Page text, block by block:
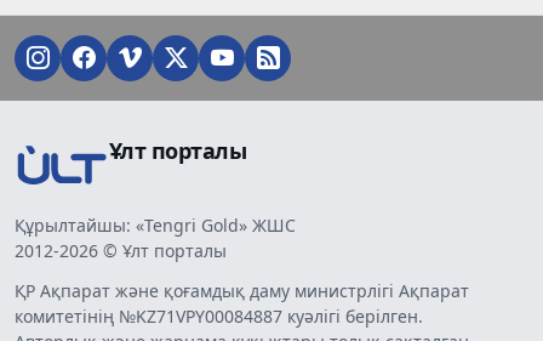
Ұлт порталы
Құрылтайшы: «Tengri Gold» ЖШС
2012-2026 © Ұлт порталы
ҚР Ақпарат және қоғамдық даму министрлігі Ақпарат
комитетінің №KZ71VPY00084887 куәлігі берілген.